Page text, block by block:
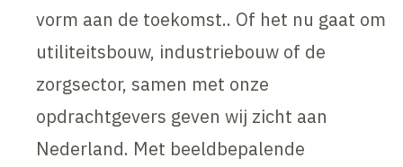
vorm aan de toekomst.. Of het nu gaat om
utiliteitsbouw, industriebouw of de
zorgsector, samen met onze
opdrachtgevers geven wij zicht aan
Nederland. Met beeldbepalende